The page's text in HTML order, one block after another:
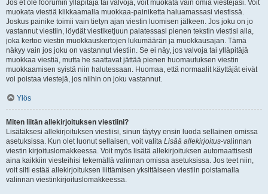
Jos et ole foorumin ylläpitäjä tai valvoja, voit muokata vain omia viestejäsi. Voit
muokata viestiä klikkaamalla muokkaa-painiketta haluamassasi viestissä.
Joskus painike toimii vain tietyn ajan viestin luomisen jälkeen. Jos joku on jo
vastannut viestiin, löydät viestiketjuun palatessasi pienen tekstin viestisi alla,
joka kertoo viestin muokkauskertojen lukumäärän ja muokkausajan. Tämä
näkyy vain jos joku on vastannut viestiin. Se ei näy, jos valvoja tai ylläpitäjä
muokkaa viestiä, mutta he saattavat jättää pienen huomautuksen viestin
muokkaamisen syistä niin halutessaan. Huomaa, että normaalit käyttäjät eivät
voi poistaa viestejä, jos niihin on joku vastannut.
Ylös
Miten liitän allekirjoituksen viestiini?
Lisätäksesi allekirjoituksen viestiisi, sinun täytyy ensin luoda sellainen omissa
asetuksissa. Kun olet luonut sellaisen, voit valita Lisää allekirjoitus-valinnan
viestin kirjoituslomakkeessa. Voit myös lisätä allekirjoituksen automaattisesti
aina kaikkiin viesteihisi tekemällä valinnan omissa asetuksissa. Jos teet niin,
voit silti estää allekirjoituksen liittämisen yksittäiseen viestiin poistamalla
valinnan viestinkirjoituslomakkeessa.